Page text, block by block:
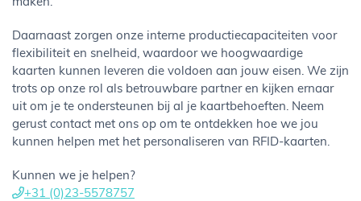
maken.
Daarnaast zorgen onze interne productiecapaciteiten voor
flexibiliteit en snelheid, waardoor we hoogwaardige
kaarten kunnen leveren die voldoen aan jouw eisen. We zijn
trots op onze rol als betrouwbare partner en kijken ernaar
uit om je te ondersteunen bij al je kaartbehoeften. Neem
gerust contact met ons op om te ontdekken hoe we jou
kunnen helpen met het personaliseren van RFID-kaarten.
Kunnen we je helpen?
+31 (0)23-5578757